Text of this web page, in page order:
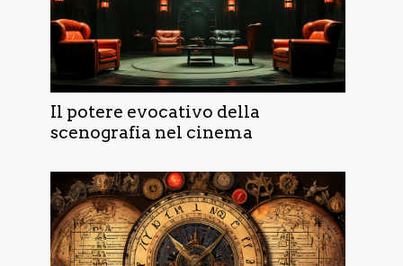
Il potere evocativo della
scenografia nel cinema